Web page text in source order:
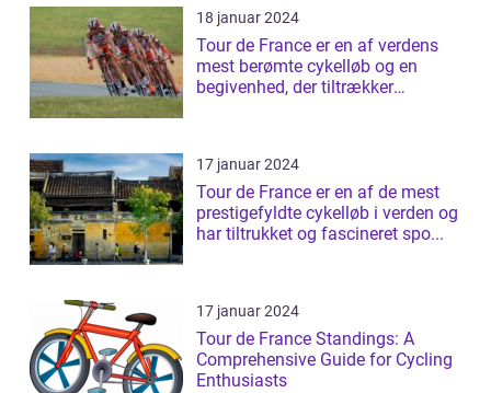
18 januar 2024
Tour de France er en af verdens
mest berømte cykelløb og en
begivenhed, der tiltrækker
17 januar 2024
Tour de France er en af de mest
prestigefyldte cykelløb i verden og
har tiltrukket og fascineret spo...
17 januar 2024
Tour de France Standings: A
Comprehensive Guide for Cycling
Enthusiasts